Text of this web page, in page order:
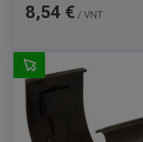
Kaina
8,54 € / VNT